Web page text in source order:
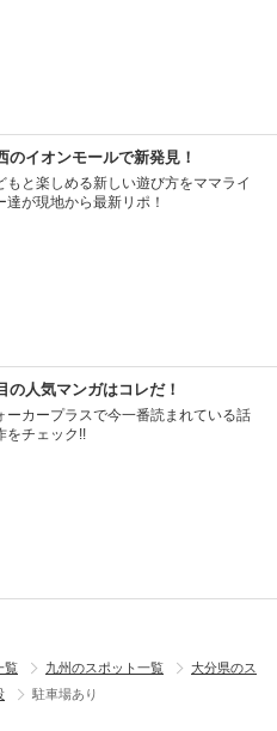
のイオンモールで新発見！
もと楽しめる新しい遊び方をママライ
達が現地から最新リポ！
の人気マンガはコレだ！
ーカープラスで今一番読まれている話
をチェック!!
覧 九州のスポット一覧
大分県のス
駐車場あり